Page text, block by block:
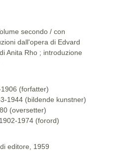
secondo / con
dall'opera di Edvard
Anita Rho ; introduzione
(forfatter)
1944 (bildende kunstner)
(oversetter)
1974 (forord)
editore, 1959